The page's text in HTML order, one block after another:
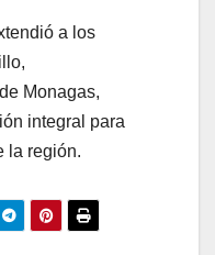
a los
Monagas,
integral para
la región.